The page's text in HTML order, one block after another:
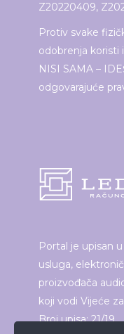
Z20220409,
Protiv svake
odobrenja koristi
NISI SAMA –
odgovarajuće
Portal je upisan
usluga,
proizvođača
koji vodi Vijeće
Broj upisa: 21/19